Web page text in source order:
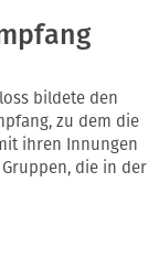
bildete den
zu dem die
ihren Innungen
die in der